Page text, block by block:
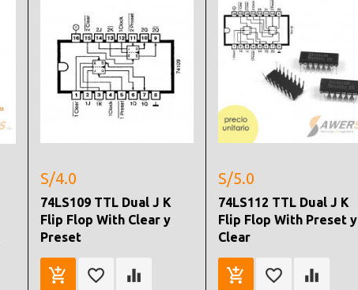
S/4.0
74LS109 TTL Dual J K
Flip Flop With Clear y
Preset
S/5.0
74LS112 TTL Dual J K
Flip Flop With Preset y
Clear